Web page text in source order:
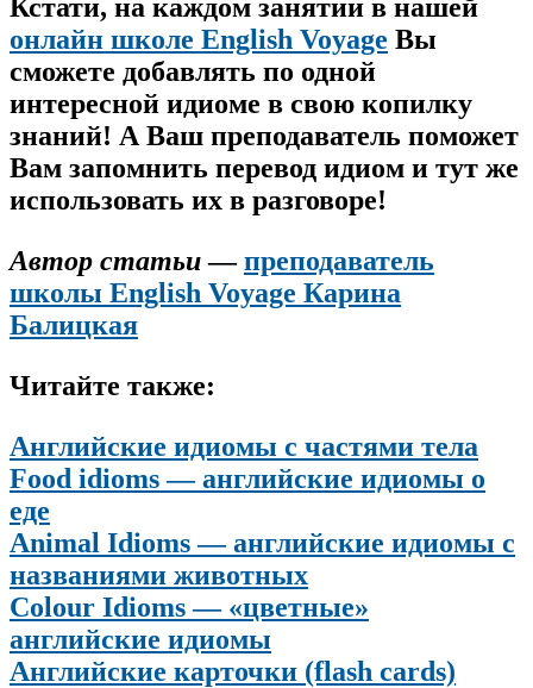
Кстати, на каждом занятии в нашей
онлайн школе English Voyage Вы
сможете добавлять по одной
интересной идиоме в свою копилку
знаний! А Ваш преподаватель поможет
Вам запомнить перевод идиом и тут же
использовать их в разговоре!
Автор статьи—преподаватель
школы English Voyage Карина
Балицкая
Читайте также:
Английские идиомы с частями тела
Food idioms — английские идиомы о
еде
Animal Idioms — английские идиомы с
названиями животных
Colour Idioms — «цветные»
английские идиомы
Английские карточки (flash cards)